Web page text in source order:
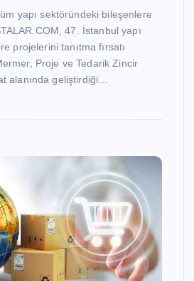
yapı sektöründeki bileşenlere
47. İstanbul yapı
projelerini tanıtma fırsatı
Proje ve Tedarik Zincir
alanında geliştirdiği…